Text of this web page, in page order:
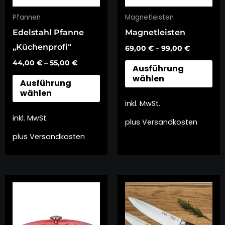
Pfannen
Edelstahl Pfanne
„Küchenprofi“
44,00 € – 55,00 €
Ausführung
wählen
Die
Optionen
können
Produktseite
werden
inkl. MwSt.
plus Versandkosten
Magnetleisten
Magnetleisten
69,00 € – 99,00 €
Ausführung
wählen
Die
der
inkl. MwSt.
plus Versandkosten
Dieses
Produkt